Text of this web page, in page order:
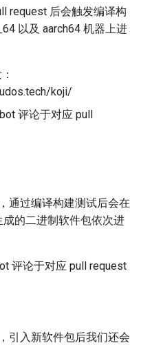
基于OC AI的最佳实践
request 后会触发编译构
以及 aarch64 机器上进
koji/
评论于对应 pull
通过编译构建测试后会在
的二进制软件包依次进
评论于对应 pull request
引入新软件包后我们还会